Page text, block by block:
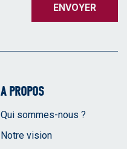
ENVOYER
A PROPOS
Qui sommes-nous ?
Notre vision